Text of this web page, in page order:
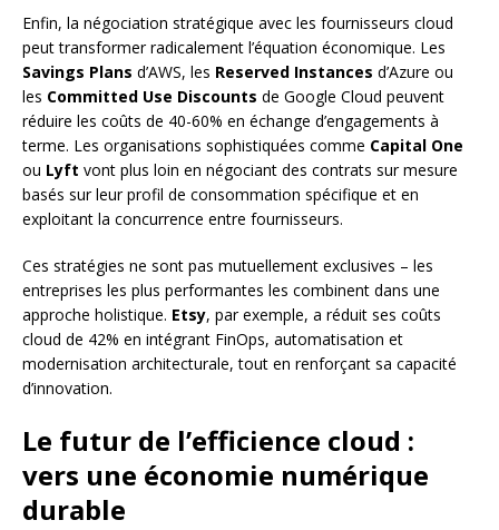
Enfin, la négociation stratégique avec les fournisseurs cloud
peut transformer radicalement l’équation économique. Les
Savings Plans d’AWS, les Reserved Instances d’Azure ou
les Committed Use Discounts de Google Cloud peuvent
réduire les coûts de 40-60% en échange d’engagements à
terme. Les organisations sophistiquées comme Capital One
ou Lyft vont plus loin en négociant des contrats sur mesure
basés sur leur profil de consommation spécifique et en
exploitant la concurrence entre fournisseurs.
Ces stratégies ne sont pas mutuellement exclusives – les
entreprises les plus performantes les combinent dans une
approche holistique. Etsy, par exemple, a réduit ses coûts
cloud de 42% en intégrant FinOps, automatisation et
modernisation architecturale, tout en renforçant sa capacité
d’innovation.
Le futur de l’efficience cloud :
vers une économie numérique
durable